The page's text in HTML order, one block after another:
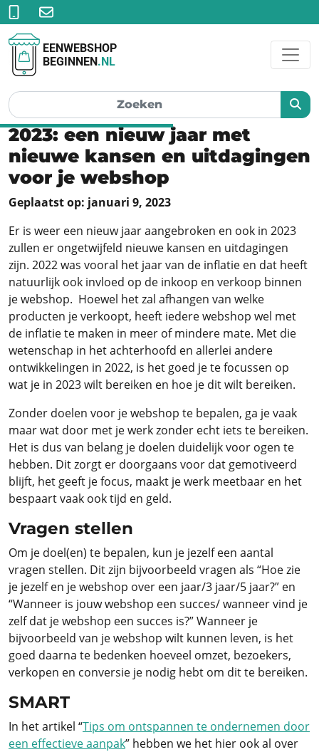
EENWEBSHOP
BEGINNEN.NL
2023: een nieuw jaar met
nieuwe kansen en uitdagingen
voor je webshop
Geplaatst op: januari 9, 2023
Er is weer een nieuw jaar aangebroken en ook in 2023
zullen er ongetwijfeld nieuwe kansen en uitdagingen
zijn. 2022 was vooral het jaar van de inflatie en dat heeft
natuurlijk ook invloed op de inkoop en verkoop binnen
je webshop. Hoewel het zal afhangen van welke
producten je verkoopt, heeft iedere webshop wel met
de inflatie te maken in meer of mindere mate. Met die
wetenschap in het achterhoofd en allerlei andere
ontwikkelingen in 2022, is het goed je te focussen op
wat je in 2023 wilt bereiken en hoe je dit wilt bereiken.
Zonder doelen voor je webshop te bepalen, ga je vaak
maar wat door met je werk zonder echt iets te bereiken.
Het is dus van belang je doelen duidelijk voor ogen te
hebben. Dit zorgt er doorgaans voor dat gemotiveerd
blijft, het geeft je focus, maakt je werk meetbaar en het
bespaart vaak ook tijd en geld.
Vragen stellen
Om je doel(en) te bepalen, kun je jezelf een aantal
vragen stellen. Dit zijn bijvoorbeeld vragen als “Hoe zie
je jezelf en je webshop over een jaar/3 jaar/5 jaar?” en
“Wanneer is jouw webshop een succes/ wanneer vind je
zelf dat je webshop een succes is?” Wanneer je
bijvoorbeeld van je webshop wilt kunnen leven, is het
goed daarna te bedenken hoeveel omzet, bezoekers,
verkopen en conversie je nodig hebt om dit te bereiken.
SMART
In het artikel “Tips om ontspannen te ondernemen door
een effectieve aanpak” hebben we het hier ook al over